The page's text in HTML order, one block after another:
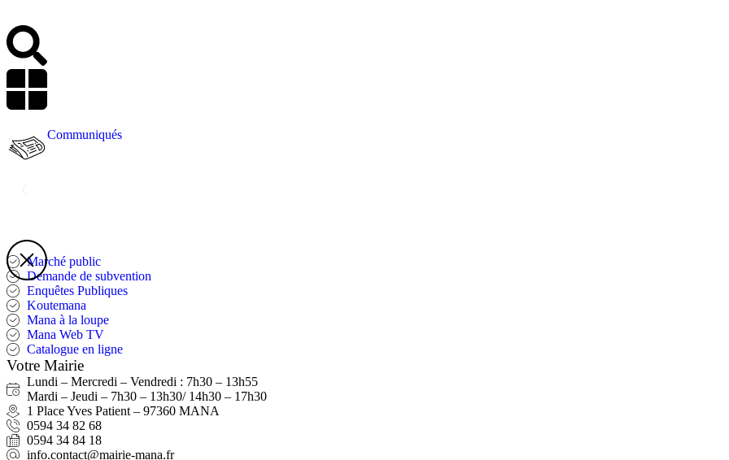
Communiqués
Marché public
Demande de subvention
Enquêtes Publiques
Koutemana
Mana à la loupe
Mana Web TV
Catalogue en ligne
Votre Mairie
Lundi – Mercredi – Vendredi : 7h30 – 13h55
Mardi – Jeudi – 7h30 – 13h30/ 14h30 – 17h30
1 Place Yves Patient – 97360 MANA
0594 34 82 68
0594 34 84 18
info.contact@mairie-mana.fr